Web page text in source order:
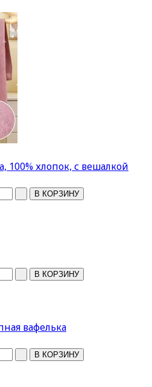
100% хлопок, с вешалкой
вафелька